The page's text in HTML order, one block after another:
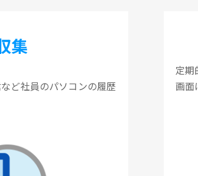
集
ど社員のパソコンの履歴
定期
画面